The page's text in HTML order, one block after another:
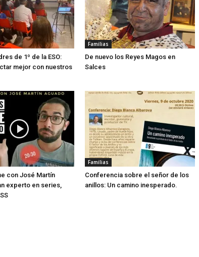
de 1º de la ESO:
mejor con nuestros
Familias
De nuevo los Reyes Magos en
Salces
con José Martín
experto en series,
Familias
Conferencia sobre el señor de los
anillos: Un camino inesperado.